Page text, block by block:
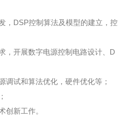
，DSP控制算法及模型的建立，控
，开展数字电源控制电路设计、D
调试和算法优化，硬件优化等；
创新工作。